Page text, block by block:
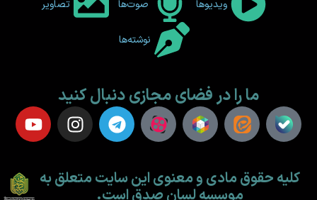
ویدیوها صوت‌ها تصاویر
نوشته‌ها
ما را در فضای مجازی دنبال کنید
کلیه حقوق مادی و معنوی این سایت متعلق به